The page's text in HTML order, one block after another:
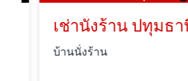
เช่านั่งร้าน ปทุมธานี
บ้านนั่งร้าน